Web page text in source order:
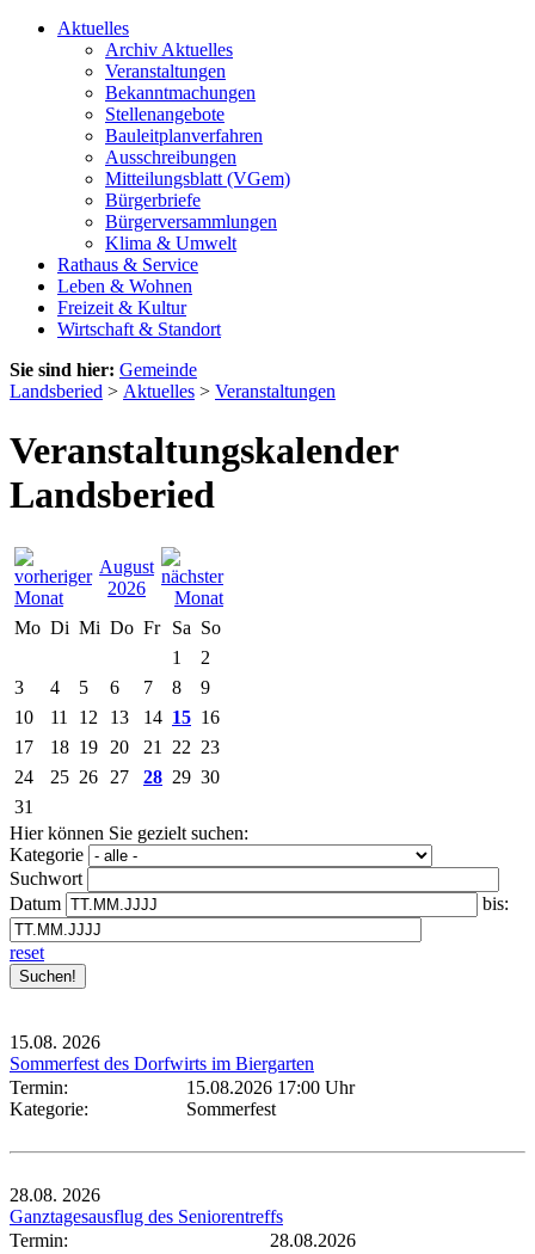
Aktuelles
Archiv Aktuelles
Veranstaltungen
Bekanntmachungen
Stellenangebote
Bauleitplanverfahren
Ausschreibungen
Mitteilungsblatt (VGem)
Bürgerbriefe
Bürgerversammlungen
Klima & Umwelt
Rathaus & Service
Leben & Wohnen
Freizeit & Kultur
Wirtschaft & Standort
Sie sind hier: Gemeinde
Landsberied > Aktuelles > Veranstaltungen
Veranstaltungskalender
Landsberied
August
2026
Mo Di Mi Do Fr Sa So
1
2
3
4 5 6 7 8
9
10
11 12 13 14 15 16
17
18 19 20 21 22 23
24
25 26 27 28 29 30
31
Hier können Sie gezielt suchen:
Kategorie
Suchwort
Datum
bis:
reset
15.08. 2026
Sommerfest des Dorfwirts im Biergarten
Termin:
15.08.2026 17:00 Uhr
Kategorie:
Sommerfest
28.08. 2026
Ganztagesausflug des Seniorentreffs
Termin:
28.08.2026